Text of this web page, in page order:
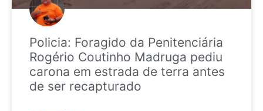
Policia: Foragido da Penitenciária
Rogério Coutinho Madruga pediu
carona em estrada de terra antes
de ser recapturado